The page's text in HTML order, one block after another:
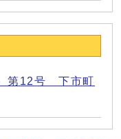
第12号 下市町